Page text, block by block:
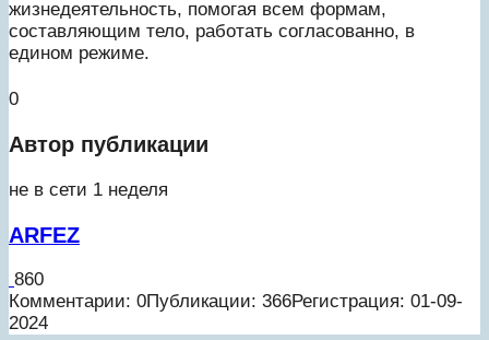
жизнедеятельность, помогая всем формам,
составляющим тело, работать согласованно, в
едином режиме.
0
Автор публикации
не в сети 1 неделя
ARFEZ
860
Комментарии: 0Публикации: 366Регистрация: 01-09-
2024